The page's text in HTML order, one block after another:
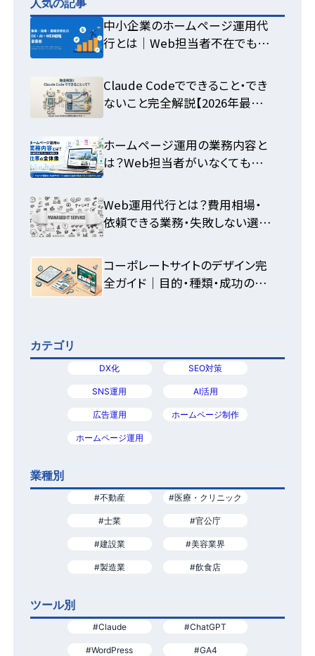
人気の記事
中小企業のホームページ運用代
行とは｜Web担当者不在でも集
Claude Codeでできること・でき
ないこと完全解説【2026年最新】
ホームページ運用の業務内容と
は？Web担当者がいなくても回
Web運用代行とは？費用相場・
依頼できる業務・失敗しない選び
コーポレートサイトのデザイン完
全ガイド｜目的・種類・成功の法
カテゴリ
DX化 SEO対策
SNS運用 AI活用
広告運用 ホームページ制作
ホームページ運用
業種別
#不動産 #医療・クリニック
#士業 #官公庁
#建設業 #美容業界
#製造業 #飲食店
ツール別
#Claude #ChatGPT
#WordPress #GA4